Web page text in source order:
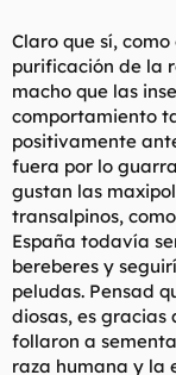
pasado de ella
por mucho que
las mime y que
quieren es un
montar duro y sin
llevar un par de
Claro que sí,
purificación de la
macho que las
comportamiento
positivamente
fuera por lo
gustan las
transalpinos,
España todavía
bereberes y
peludas. Pensad
diosas, es gracias
follaron a
raza humana y la